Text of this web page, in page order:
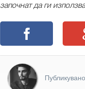
започнат да ги